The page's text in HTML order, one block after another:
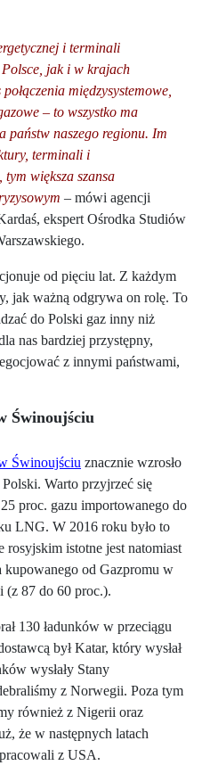
i terminali
jak i w krajach
międzysystemowe,
– to wszystko ma
państw naszego regionu. Im
terminali i
tym większa szansa
– mówi agencji
ekspert Ośrodka Studiów
od pięciu lat. Z każdym
jak ważną odgrywa on rolę. To
do Polski gaz inny niż
nas bardziej przystępny,
z innymi państwami,
Świnoujściu
Świnoujściu znacznie wzrosło
Warto przyjrzeć się
proc. gazu importowanego do
LNG. W 2016 roku było to
rosyjskim istotne jest natomiast
kupowanego od Gazpromu w
(z 87 do 60 proc.).
130 ładunków w przeciągu
był Katar, który wysłał
wysłały Stany
z Norwegii. Poza tym
również z Nigerii oraz
że w następnych latach
z USA.